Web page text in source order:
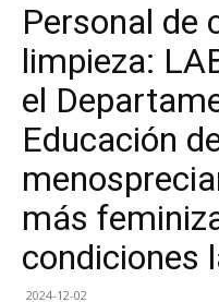
Personal de
limpieza:
el
Educación
más
condiciones
2024-12-02